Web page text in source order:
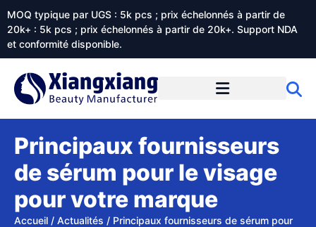
MOQ typique par UGS : 5k pcs ; prix échelonnés à partir de
20k+ : 5k pcs ; prix échelonnés à partir de 20k+. Support NDA
et conformité disponible.
Principaux fournisseurs
de sérum pour le visage
pour votre marque
Accueil / Actualités / Principaux fournisseurs de sérum pour